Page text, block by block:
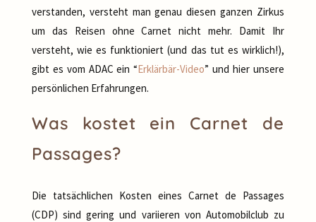
verstanden, versteht man genau diesen ganzen Zirkus
um das Reisen ohne Carnet nicht mehr. Damit Ihr
versteht, wie es funktioniert (und das tut es wirklich!),
gibt es vom ADAC ein “Erklärbär-Video” und hier unsere
persönlichen Erfahrungen.
Was kostet ein Carnet de
Passages?
Die tatsächlichen Kosten eines Carnet de Passages
(CDP) sind gering und variieren von Automobilclub zu